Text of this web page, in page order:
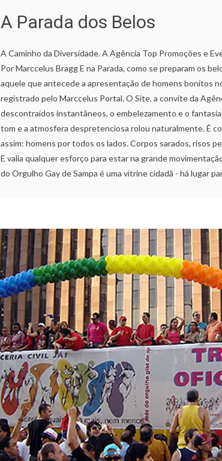
A Parada dos Belos
A Caminho da Diversidade. A Agência Top Promoções e
Por Marccelus Bragg E na Parada, como se preparam os
aquele que antecede a apresentação de homens bonitos
registrado pelo Marccelus Portal. O Site, a convite da
descontraídos instantâneos, o embelezamento e o
tom e a atmosfera despretenciosa rolou naturalmente. É
assim: homens por todos os lados. Corpos sarados, risos
E valia qualquer esforço para estar na grande
do Orgulho Gay de Sampa é uma vitrine cidadã - há lugar